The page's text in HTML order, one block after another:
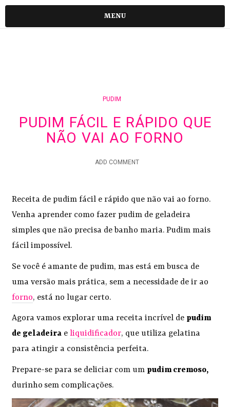
MENU
PUDIM
PUDIM FÁCIL E RÁPIDO QUE
NÃO VAI AO FORNO
ADD COMMENT
Receita de pudim fácil e rápido que não vai ao forno.
Venha aprender como fazer pudim de geladeira
simples que não precisa de banho maria. Pudim mais
fácil impossível.
Se você é amante de pudim, mas está em busca de
uma versão mais prática, sem a necessidade de ir ao
forno, está no lugar certo.
Agora vamos explorar uma receita incrível de pudim
de geladeira eliquidificador, que utiliza gelatina
para atingir a consistência perfeita.
Prepare-se para se deliciar com um pudim cremoso,
durinho sem complicações.